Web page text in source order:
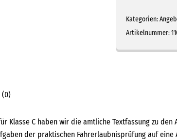
Kategorien:
Artikelnummer:
(0)
Klasse C haben wir die amtliche Textfassung zu
der praktischen Fahrerlaubnisprüfung auf